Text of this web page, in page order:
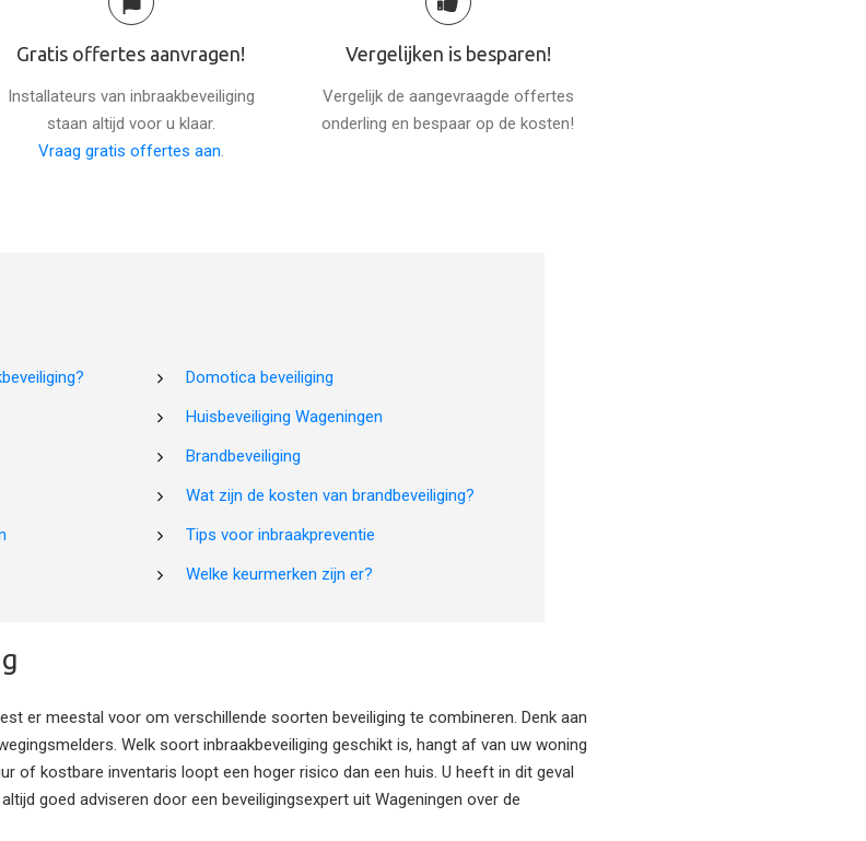
Gratis offertes aanvragen!
Installateurs van inbraakbeveiliging
staan altijd voor u klaar.
Vraag gratis offertes aan.
Vergelijken is besparen!
Vergelijk de aangevraagde offertes
onderling en bespaar op de kosten!
Domotica beveiliging
Huisbeveiliging Wageningen
Brandbeveiliging
Wat zijn de kosten van brandbeveiliging?
Tips voor inbraakpreventie
Welke keurmerken zijn er?
er meestal voor om verschillende soorten beveiliging te combineren. Denk aan
Welk soort inbraakbeveiliging geschikt is, hangt af van uw woning
of kostbare inventaris loopt een hoger risico dan een huis. U heeft in dit geval
goed adviseren door een beveiligingsexpert uit Wageningen over de